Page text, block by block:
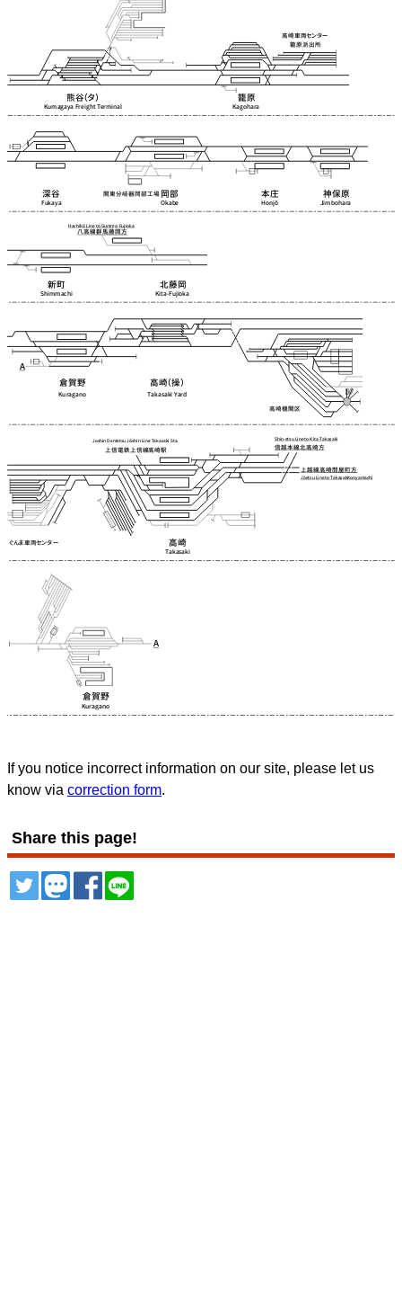
If you notice incorrect information on our site, please let us
know via correction form.
Share this page!
ツイートトゥート
シェア